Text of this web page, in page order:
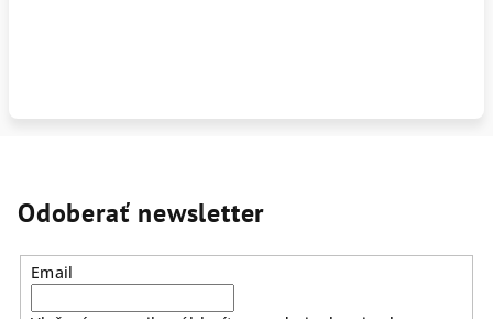
Odoberať newsletter
Email